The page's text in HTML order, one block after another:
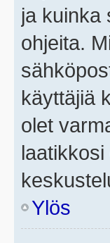
ja kuinka
ohjeita.
käyttäjiä
olet
Ylös